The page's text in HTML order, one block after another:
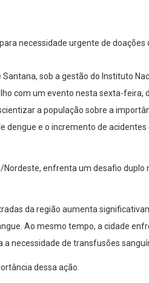
sob a gestão do Instituto
com um evento nesta sexta-feira,
a população sobre a
dengue e o incremento de acidentes
enfrenta um desafio duplo
da região aumenta
Ao mesmo tempo, a cidade
necessidade de transfusões
dessa ação.